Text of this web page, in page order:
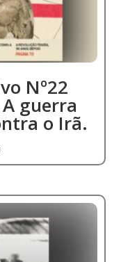
Nº22
A guerra
o Irã.